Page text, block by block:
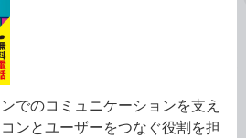
でのコミュニケーションを支え
ンとユーザーをつなぐ役割を担